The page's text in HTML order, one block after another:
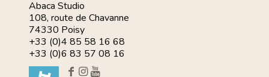
Abaca Studio
108, route de Chavanne
74330 Poisy
+33 (0)4 85 58 16 68
+33 (0)6 83 57 08 16